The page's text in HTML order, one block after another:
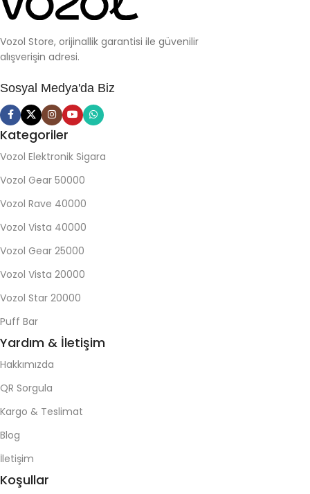
Vozol Store, orijinallik garantisi ile güvenilir
alışverişin adresi.
Sosyal Medya'da Biz
Kategoriler
Vozol Elektronik Sigara
Vozol Gear 50000
Vozol Rave 40000
Vozol Vista 40000
Vozol Gear 25000
Vozol Vista 20000
Vozol Star 20000
Puff Bar
Yardım & İletişim
Hakkımızda
QR Sorgula
Kargo & Teslimat
Blog
İletişim
Koşullar